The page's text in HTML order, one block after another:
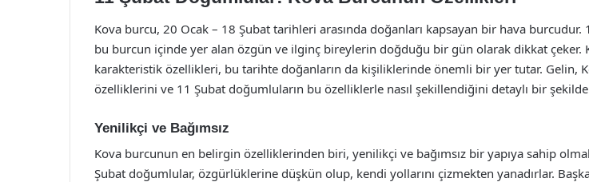
Kova burcu, 20 Ocak – 18 Şubat tarihleri arasında doğanları kapsayan bir hava burcudur.
bu burcun içinde yer alan özgün ve ilginç bireylerin doğduğu bir gün olarak dikkat çeker.
karakteristik özellikleri, bu tarihte doğanların da kişiliklerinde önemli bir yer tutar. Gelin,
özelliklerini ve 11 Şubat doğumluların bu özelliklerle nasıl şekillendiğini detaylı bir
Yenilikçi ve Bağımsız
Kova burcunun en belirgin özelliklerinden biri, yenilikçi ve bağımsız bir yapıya sahip
Şubat doğumlular, özgürlüklerine düşkün olup, kendi yollarını çizmekten yanadırlar.